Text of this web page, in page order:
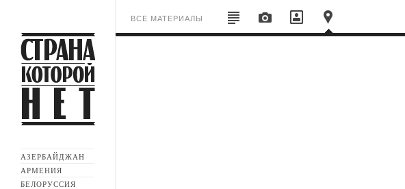
АЗЕРБАЙДЖАН
АРМЕНИЯ
БЕЛОРУССИЯ
ВСЕ МАТЕРИАЛЫ